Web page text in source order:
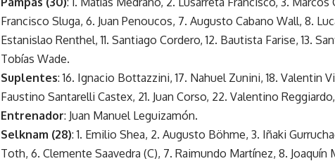
Francisco Sluga, 6. Juan Penoucos, 7. Augusto Cabano Wall, 8.
Estanislao Renthel, 11. Santiago Cordero, 12. Bautista Farise, 13.
Tobías Wade.
Suplentes: 16. Ignacio Bottazzini, 17. Nahuel Zunini, 18. Valentin
Faustino Santarelli Castex, 21. Juan Corso, 22. Valentino
Entrenador: Juan Manuel Leguizamón.
Selknam (28): 1. Emilio Shea, 2. Augusto Böhme, 3. Iñaki
Toth, 6. Clemente Saavedra (C), 7. Raimundo Martínez, 8. Joaquín